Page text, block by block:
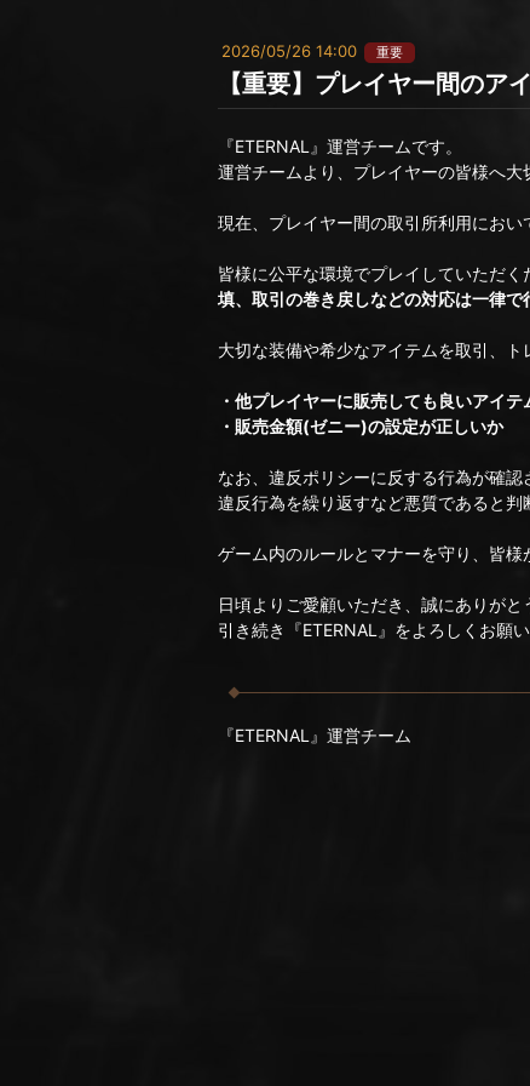
2026/05/26 14:00 重要
【重要】プレイヤー間のア
『ETERNAL』運営チームです。
運営チームより、プレイヤーの皆様へ大
現在、プレイヤー間の取引所利用にお
皆様に公平な環境でプレイしていただく
填、取引の巻き戻しなどの対応は一律で
大切な装備や希少なアイテムを取引、
・他プレイヤーに販売しても良いアイ
・販売金額(ゼニー)の設定が正しいか
なお、違反ポリシーに反する行為が確
違反行為を繰り返すなど悪質であると判
ゲーム内のルールとマナーを守り、皆様
日頃よりご愛顧いただき、誠にありがと
引き続き『ETERNAL』をよろしくお願い
『ETERNAL』運営チーム